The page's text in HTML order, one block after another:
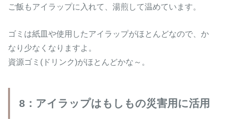
ご飯もアイラップに入れて、湯煎して温めています。
ゴミは紙皿や使用したアイラップがほとんどなので、か
なり少なくなりますよ。
資源ゴミ(ドリンク)がほとんどかな～。
8：アイラップはもしもの災害用に活用